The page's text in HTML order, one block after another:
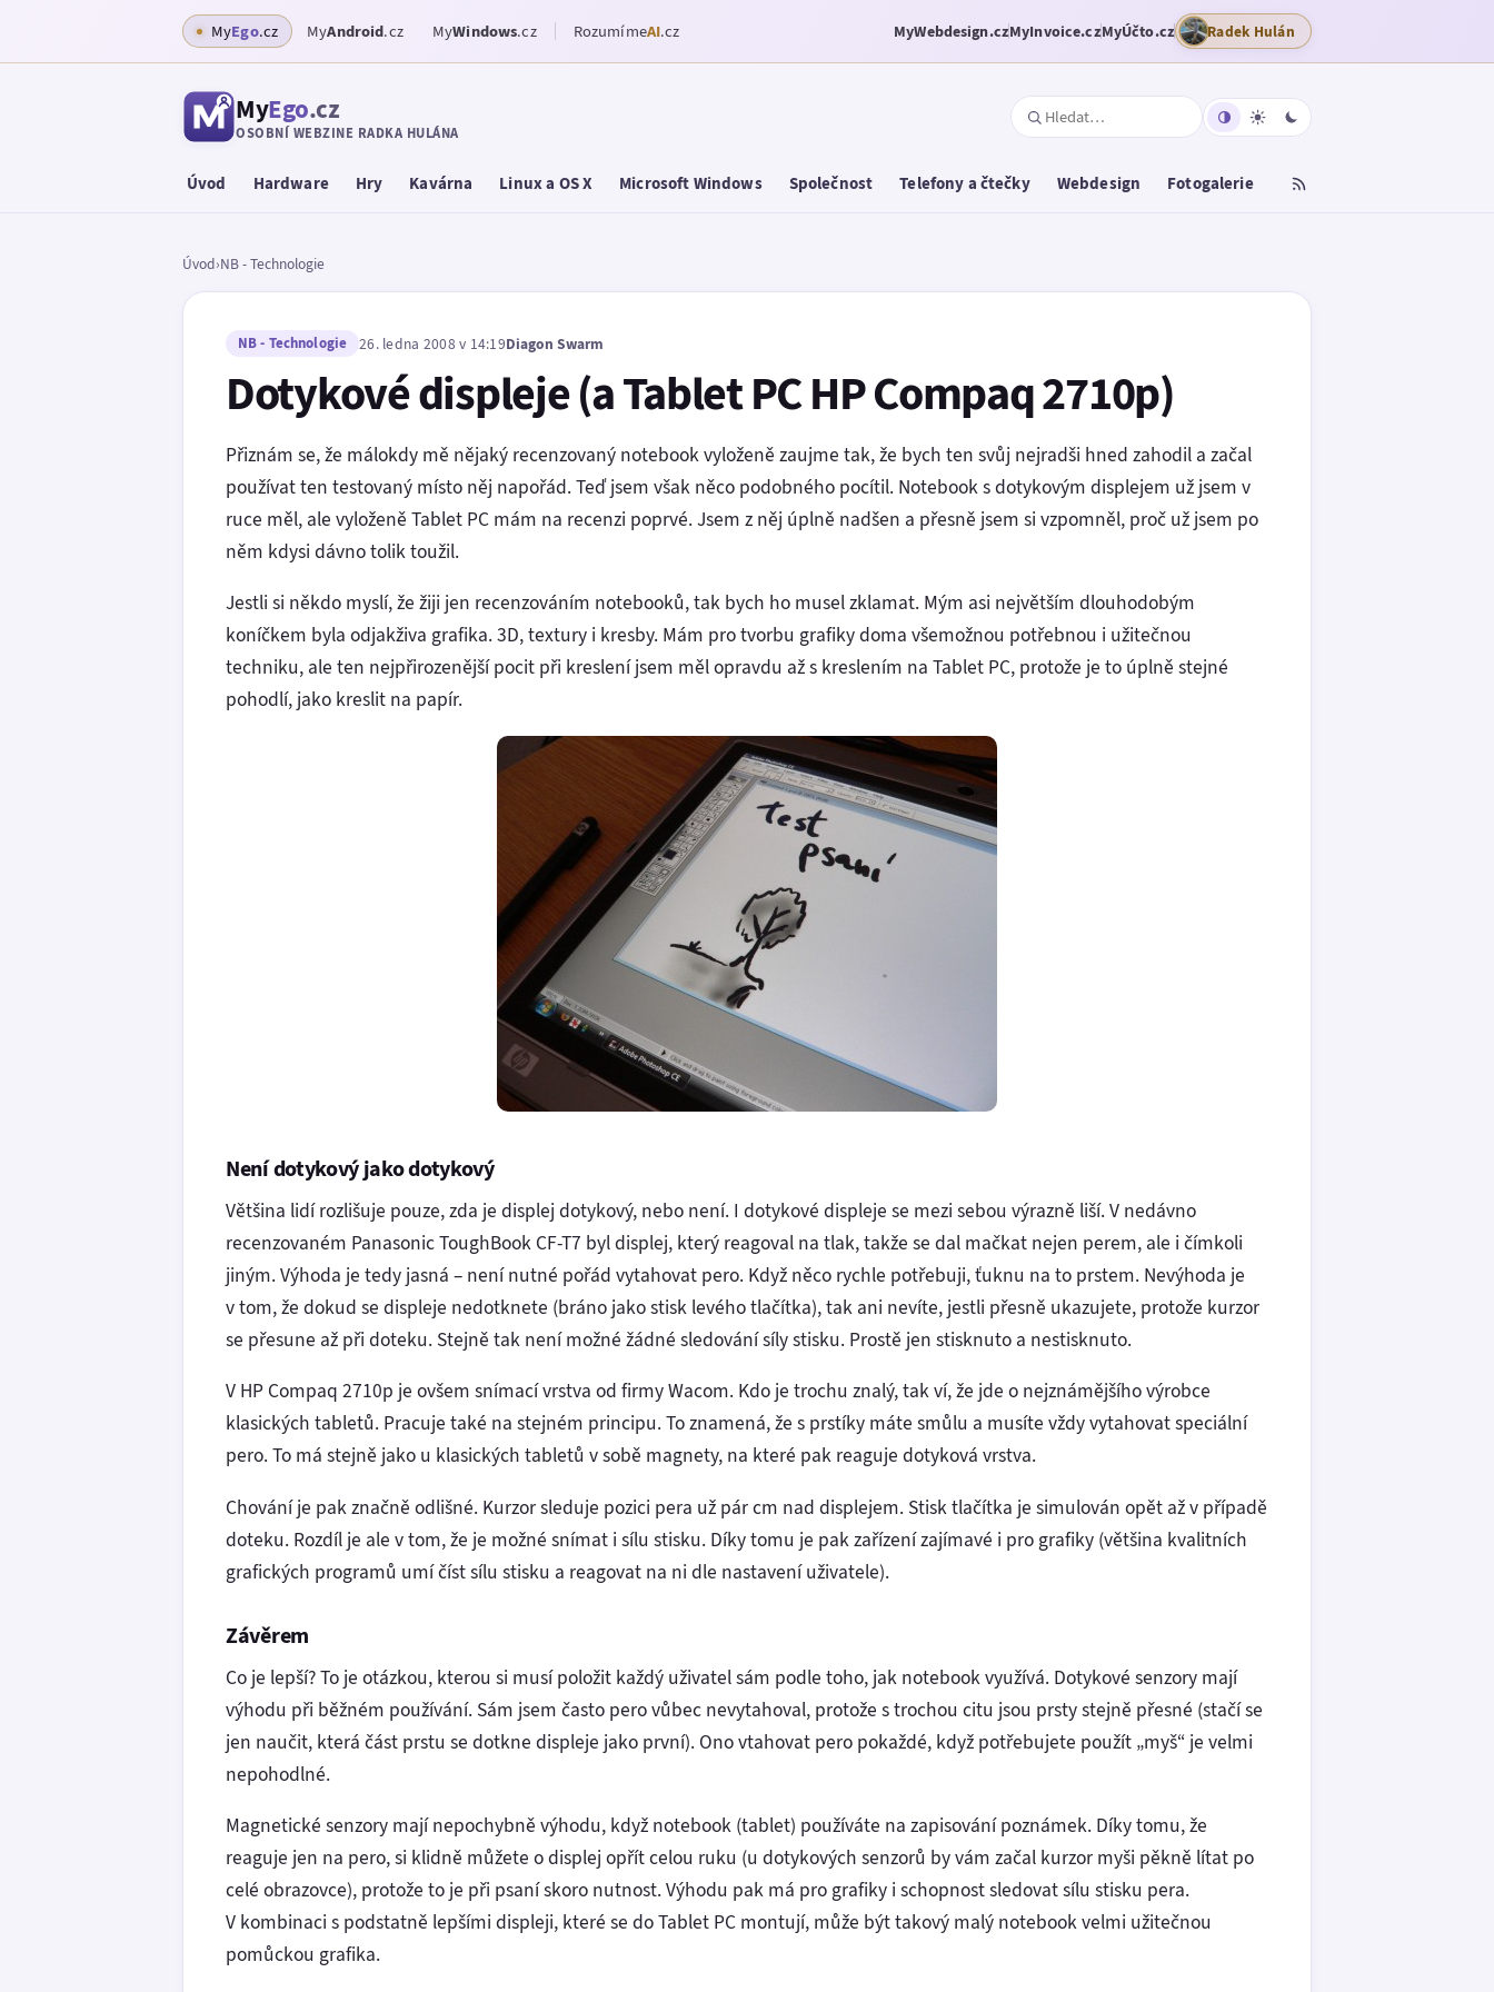
MyEgo.cz MyAndroid.cz MyWindows.cz RozumímeAI.cz MyWebdesign.czMyInvoice.czMyÚčto.cz Radek Hulán
MyEgo.cz
OSOBNÍ WEBZINE RADKA HULÁNA
Úvod Hardware Hry Kavárna Linux a OS X Microsoft Windows Společnost Telefony a čtečky Webdesign Fotogalerie
Úvod›NB - Technologie
NB - Technologie 26. ledna 2008 v 14:19Diagon Swarm
Dotykové displeje (a Tablet PC HP Compaq 2710p)
Přiznám se, že málokdy mě nějaký recenzovaný notebook vyloženě zaujme tak, že bych ten svůj nejradši hned zahodil a začal
používat ten testovaný místo něj napořád. Teď jsem však něco podobného pocítil. Notebook s dotykovým displejem už jsem v
ruce měl, ale vyloženě Tablet PC mám na recenzi poprvé. Jsem z něj úplně nadšen a přesně jsem si vzpomněl, proč už jsem po
něm kdysi dávno tolik toužil.
Jestli si někdo myslí, že žiji jen recenzováním notebooků, tak bych ho musel zklamat. Mým asi největším dlouhodobým
koníčkem byla odjakživa grafika. 3D, textury i kresby. Mám pro tvorbu grafiky doma všemožnou potřebnou i užitečnou
techniku, ale ten nejpřirozenější pocit při kreslení jsem měl opravdu až s kreslením na Tablet PC, protože je to úplně stejné
pohodlí, jako kreslit na papír.
Není dotykový jako dotykový
Většina lidí rozlišuje pouze, zda je displej dotykový, nebo není. I dotykové displeje se mezi sebou výrazně liší. V nedávno
recenzovaném Panasonic ToughBook CF-T7 byl displej, který reagoval na tlak, takže se dal mačkat nejen perem, ale i čímkoli
jiným. Výhoda je tedy jasná – není nutné pořád vytahovat pero. Když něco rychle potřebuji, ťuknu na to prstem. Nevýhoda je
v tom, že dokud se displeje nedotknete (bráno jako stisk levého tlačítka), tak ani nevíte, jestli přesně ukazujete, protože kurzor
se přesune až při doteku. Stejně tak není možné žádné sledování síly stisku. Prostě jen stisknuto a nestisknuto.
V HP Compaq 2710p je ovšem snímací vrstva od firmy Wacom. Kdo je trochu znalý, tak ví, že jde o nejznámějšího výrobce
klasických tabletů. Pracuje také na stejném principu. To znamená, že s prstíky máte smůlu a musíte vždy vytahovat speciální
pero. To má stejně jako u klasických tabletů v sobě magnety, na které pak reaguje dotyková vrstva.
Chování je pak značně odlišné. Kurzor sleduje pozici pera už pár cm nad displejem. Stisk tlačítka je simulován opět až v případě
doteku. Rozdíl je ale v tom, že je možné snímat i sílu stisku. Díky tomu je pak zařízení zajímavé i pro grafiky (většina kvalitních
grafických programů umí číst sílu stisku a reagovat na ni dle nastavení uživatele).
Závěrem
Co je lepší? To je otázkou, kterou si musí položit každý uživatel sám podle toho, jak notebook využívá. Dotykové senzory mají
výhodu při běžném používání. Sám jsem často pero vůbec nevytahoval, protože s trochou citu jsou prsty stejně přesné (stačí se
jen naučit, která část prstu se dotkne displeje jako první). Ono vtahovat pero pokaždé, když potřebujete použít „myš“ je velmi
nepohodlné.
Magnetické senzory mají nepochybně výhodu, když notebook (tablet) používáte na zapisování poznámek. Díky tomu, že
reaguje jen na pero, si klidně můžete o displej opřít celou ruku (u dotykových senzorů by vám začal kurzor myši pěkně lítat po
celé obrazovce), protože to je při psaní skoro nutnost. Výhodu pak má pro grafiky i schopnost sledovat sílu stisku pera.
V kombinaci s podstatně lepšími displeji, které se do Tablet PC montují, může být takový malý notebook velmi užitečnou
pomůckou grafika.